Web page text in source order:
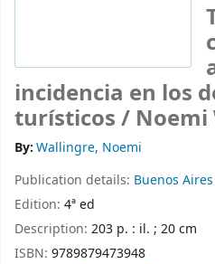
incidencia en los
turísticos / Noemi
By:Wallingre, Noemi
Publication details: Buenos
Edition: 4ª ed
Description: 203 p. : il. ; 20 cm
ISBN: 9789879473948